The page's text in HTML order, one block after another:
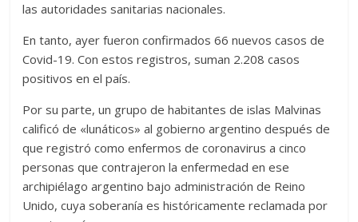
las autoridades sanitarias nacionales.
En tanto, ayer fueron confirmados 66 nuevos casos de
Covid-19. Con estos registros, suman 2.208 casos
positivos en el país.
Por su parte, un grupo de habitantes de islas Malvinas
calificó de «lunáticos» al gobierno argentino después de
que registró como enfermos de coronavirus a cinco
personas que contrajeron la enfermedad en ese
archipiélago argentino bajo administración de Reino
Unido, cuya soberanía es históricamente reclamada por